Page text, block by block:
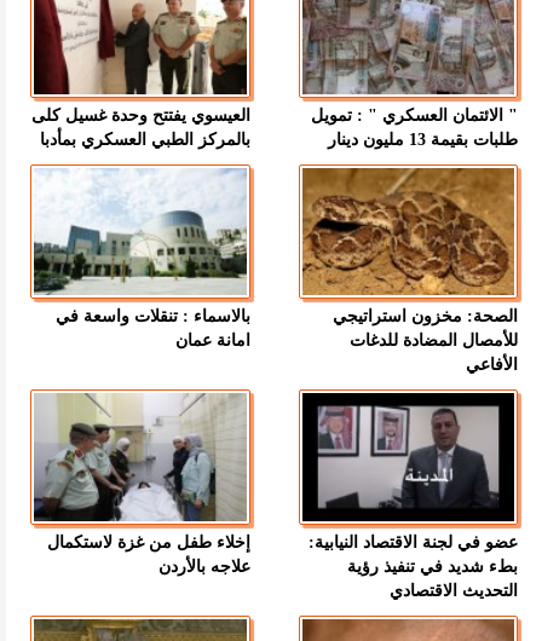
" الائتمان العسكري " : تمويل
طلبات بقيمة 13 مليون دينار
العيسوي يفتتح وحدة غسيل كلى
بالمركز الطبي العسكري بمأدبا
الصحة: مخزون استراتيجي
للأمصال المضادة للدغات
الأفاعي
بالاسماء : تنقلات واسعة في
امانة عمان
عضو في لجنة الاقتصاد النيابية:
بطء شديد في تنفيذ رؤية
التحديث الاقتصادي
إخلاء طفل من غزة لاستكمال
علاجه بالأردن